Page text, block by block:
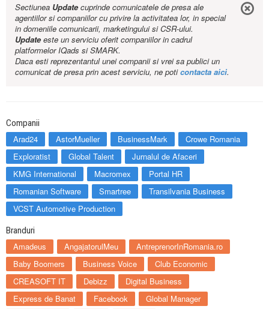
Sectiunea Updatecuprinde comunicatele de presa ale
agentiilor si companiilor cu privire la activitatea lor, in special
in domeniile comunicarii, marketingului si CSR-ului.
Updateeste un serviciu oferit companiilor in cadrul
platformelor IQads si SMARK.
Daca esti reprezentantul unei companii si vrei sa publici un
comunicat de presa prin acest serviciu, ne poticontacta aici.
Companii
Arad24 AstorMueller BusinessMark
Crowe Romania
Exploratist
Global Talent
Jurnalul de Afaceri
KMG International
Macromex
Portal HR
Romanian Software
Smartree
Transilvania Business
VCST Automotive Production
Branduri
Amadeus AngajatorulMeu
AntreprenorInRomania.ro
Baby Boomers
Business Voice
Club Economic
CREASOFT IT
Debizz
Digital Business
Express de Banat
Facebook
Global Manager